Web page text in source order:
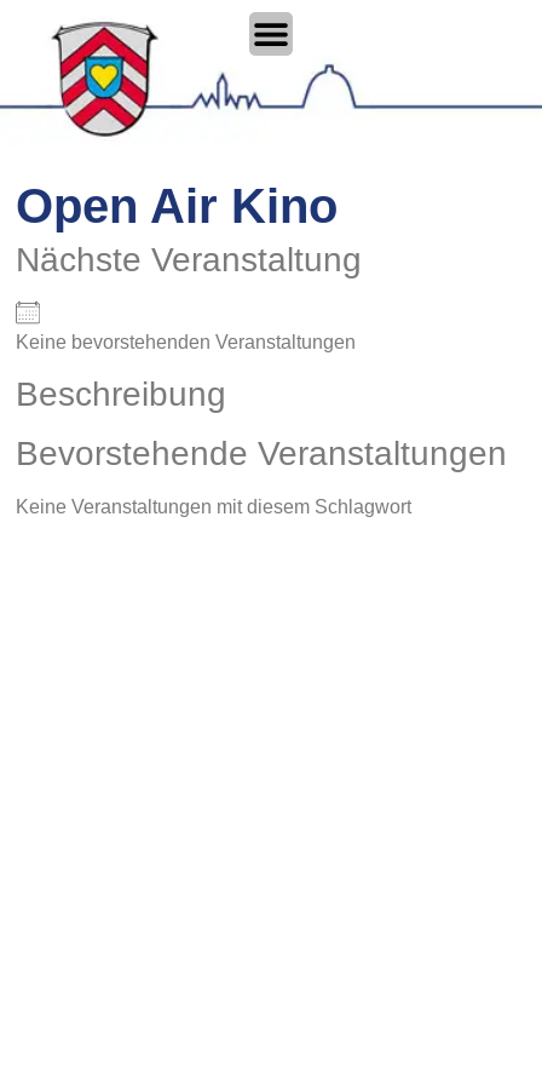
Open Air Kino
Nächste Veranstaltung
Keine bevorstehenden Veranstaltungen
Beschreibung
Bevorstehende Veranstaltungen
Keine Veranstaltungen mit diesem Schlagwort